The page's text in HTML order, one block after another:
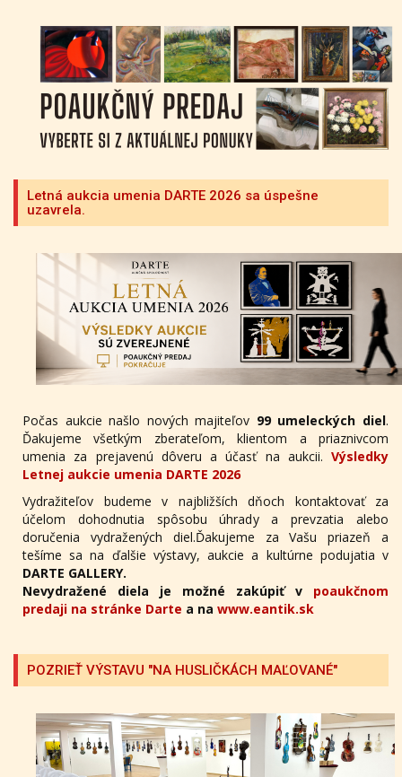
Letná aukcia umenia DARTE 2026 sa úspešne
uzavrela.
Počas aukcie našlo nových majiteľov 99 umeleckých diel.
Ďakujeme všetkým zberateľom, klientom a priaznivcom
umenia za prejavenú dôveru a účasť na aukcii. Výsledky
Letnej aukcie umenia DARTE 2026
Vydražiteľov budeme v najbližších dňoch kontaktovať za
účelom dohodnutia spôsobu úhrady a prevzatia alebo
doručenia vydražených diel.Ďakujeme za Vašu priazeň a
tešíme sa na ďalšie výstavy, aukcie a kultúrne podujatia v
DARTE GALLERY.
Nevydražené diela je možné zakúpiť v poaukčnom
predaji na stránke Darte a na www.eantik.sk
POZRIEŤ VÝSTAVU "NA HUSLIČKÁCH MAĽOVANÉ"